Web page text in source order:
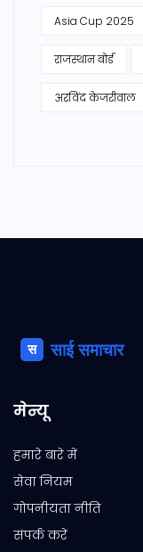
Asia Cup 2025
राजस्थान बोर्ड
अरविंद केजरीवाल
मेन्यू
हमारे बारे में
सेवा नियम
गोपनीयता नीति
संपर्क करें